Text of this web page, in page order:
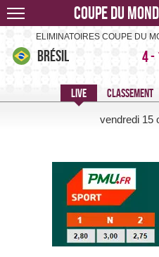
Coupe du
Brésil-Uruguay -
ELIMINATOIRES COUPE DU
Brésil 4-
vendredi 15